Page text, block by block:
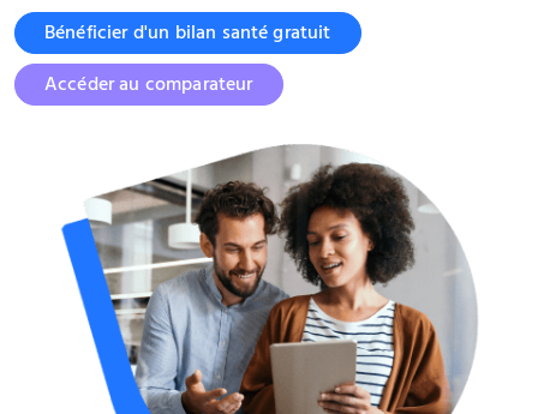
Bénéficier d'un bilan santé gratuit
Accéder au comparateur